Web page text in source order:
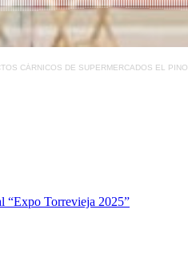
CÁRNICOS DE SUPERMERCADOS EL PINO
“Expo Torrevieja 2025”